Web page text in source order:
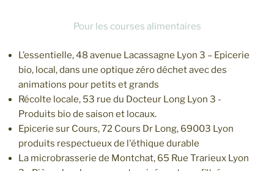
Pour les courses alimentaires
L’essentielle, 48 avenue Lacassagne Lyon 3 – Epicerie
bio, local, dans une optique zéro déchet avec des
animations pour petits et grands
Récolte locale, 53 rue du Docteur Long Lyon 3 -
Produits bio de saison et locaux.
Epicerie sur Cours, 72 Cours Dr Long, 69003 Lyon
produits respectueux de l'éthique durable
La microbrasserie de Montchat, 65 Rue Trarieux Lyon